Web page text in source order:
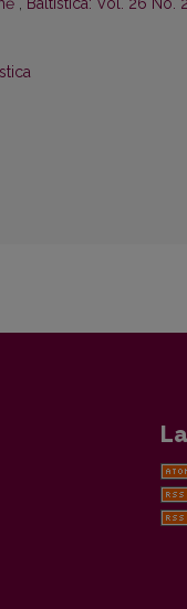
, Baltistica: Vol. 26 No.